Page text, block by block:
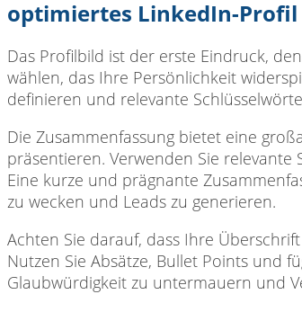
optimiertes LinkedIn-Profil
Das Profilbild ist der erste Eindruck,
wählen, das Ihre Persönlichkeit
definieren und relevante
Die Zusammenfassung bietet eine
präsentieren. Verwenden Sie
Eine kurze und prägnante
zu wecken und Leads zu generieren.
Achten Sie darauf, dass Ihre
Nutzen Sie Absätze, Bullet Points und
Glaubwürdigkeit zu untermauern und